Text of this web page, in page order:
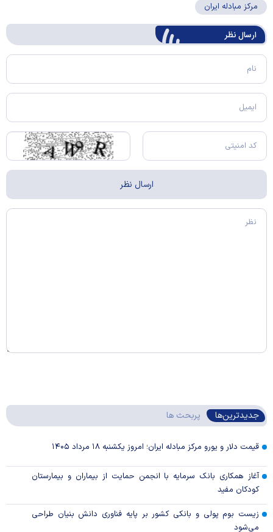
مرکز مبادله ایران
ارسال‌ نظر
جدیدترین‌ها پربحث ها
قیمت دلار و یورو مرکز مبادله ایران؛ امروز یکشنبه ۱۸ مرداد ۱۴۰۵
آغاز همکاری بانک سرمایه با انجمن حمایت از بیماران و بیمارستان
کودکان مفید
زیست بوم پولی و بانکی کشور بر پایه فناوری دانش بنیان طراحی
می‌شود